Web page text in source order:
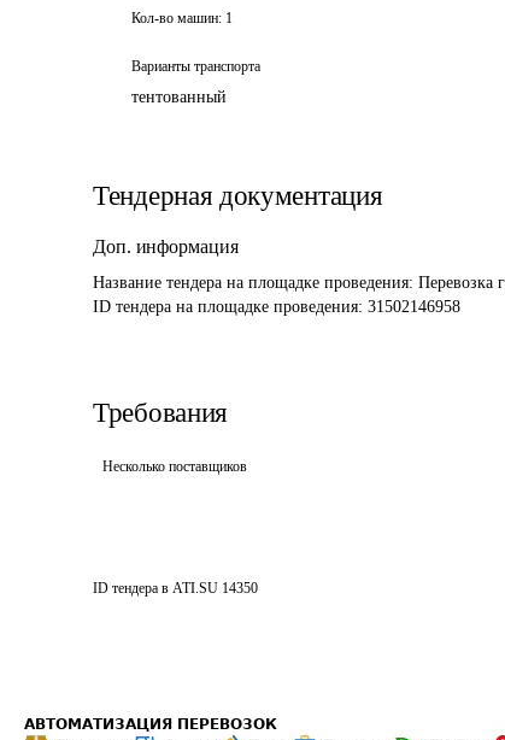
Кол-во машин: 1
Варианты транспорта
тентованный
Тендерная документация
Доп. информация
Название тендера на площадке проведения: Перевозка
ID тендера на площадке проведения: 31502146958
Требования
Несколько поставщиков
ID тендера в ATI.SU 14350
АВТОМАТИЗАЦИЯ ПЕРЕВОЗОК